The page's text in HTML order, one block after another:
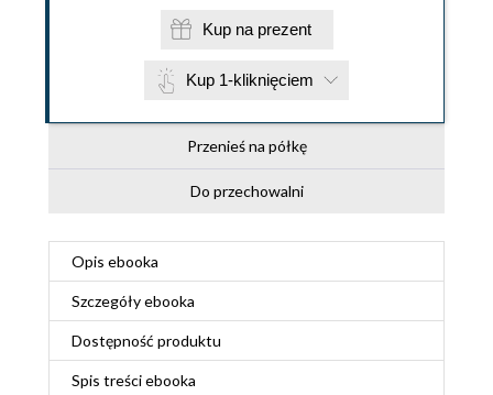
Kup na prezent
Kup 1-kliknięciem
Przenieś na półkę
Do przechowalni
Opis ebooka
Szczegółyebooka
Dostępność produktu
Spis treściebooka